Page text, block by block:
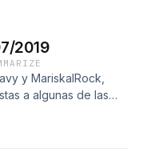
2019
y MariskalRock,
a algunas de las
fronteras.
Sanz y Txiki,